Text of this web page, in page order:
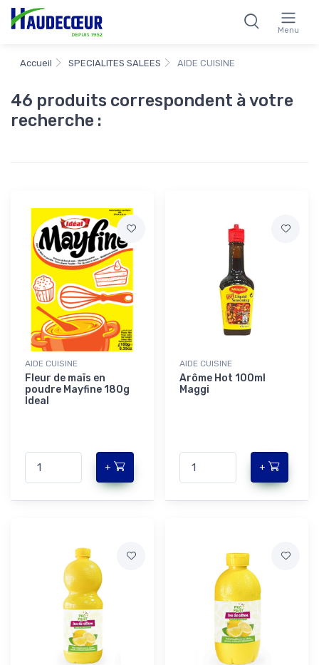
Menu
Accueil SPECIALITES SALEES AIDE CUISINE
46 produits correspondent à votre
recherche :
AIDE CUISINE
Fleur de maïs en
poudre Mayfine 180g
Ideal
+
AIDE CUISINE
Arôme Hot 100ml
Maggi
+